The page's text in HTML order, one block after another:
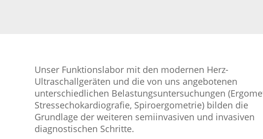
Unser Funktionslabor mit den modernen Herz-
Ultraschallgeräten und die von uns angebotenen
unterschiedlichen Belastungsuntersuchungen
Stressechokardiografie, Spiroergometrie) bilden die
Grundlage der weiteren semiinvasiven und invasiven
diagnostischen Schritte.